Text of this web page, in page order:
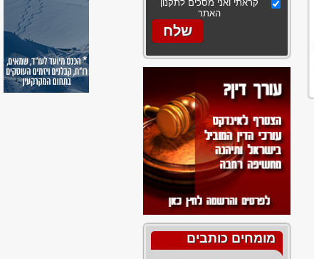
קראתי ואני מסכים לתקנון
האתר
מומחים כותבים